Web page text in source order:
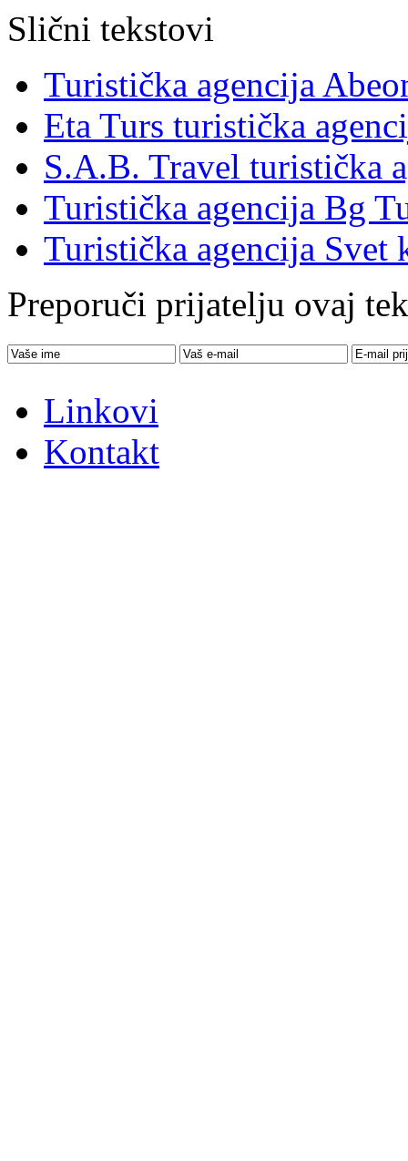
Slični tekstovi
Turistička agencija
Eta Turs turistička
S.A.B. Travel turistička
Turistička agencija Bg
Turistička agencija Svet
Preporuči prijatelju ovaj
Linkovi
Kontakt